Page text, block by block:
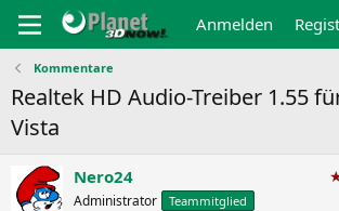
Anmelden
Kommentare
Realtek HD Audio-Treiber 1.55
Vista
Nero24
Administrator Teammitglied